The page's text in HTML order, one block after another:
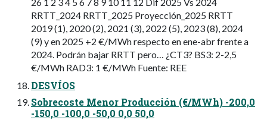
RRTT_2024 RRTT_2025 Proyección_2025 RRTT
2019 (1), 2020 (2), 2021 (3), 2022 (5), 2023 (8), 2024
(9) y en 2025 +2 €/MWh respecto en ene-abr frente a
2024. Podrán bajar RRTT pero… ¿CT3? BS3: 2-2,5
€/MWh RAD3: 1 €/MWh Fuente: REE
DESVÍOS
Sobrecoste Menor Producción (€/MWh) -200,0
-150,0 -100,0 -50,0 0,0 50,0